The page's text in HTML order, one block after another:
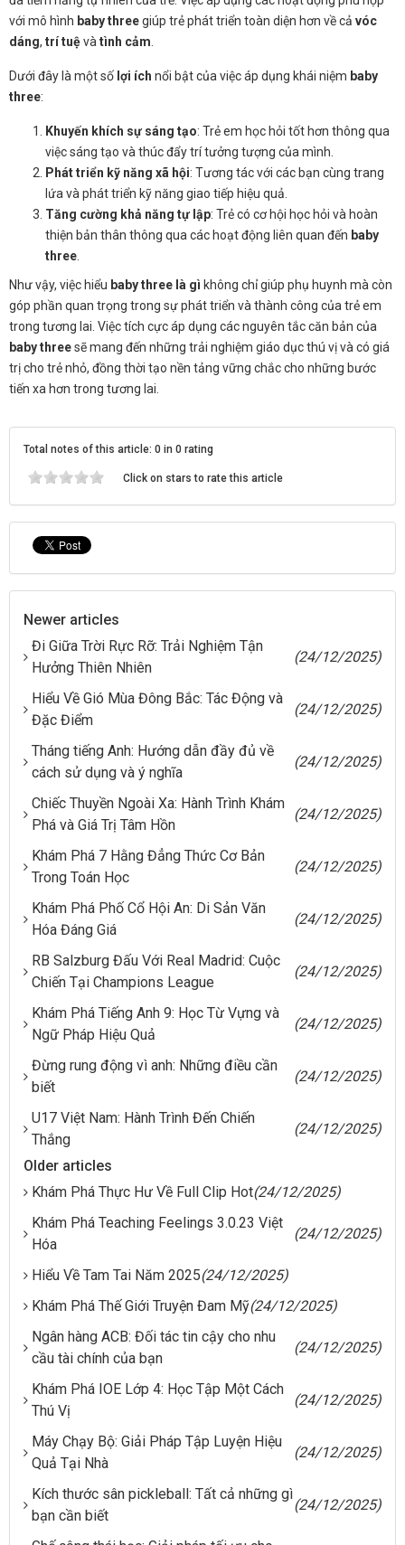
với mô hình baby threegiúp trẻ phát triển toàn diện hơn về cả vóc
dáng, trí tuệvà tình cảm
Dưới đây là một số lợi ích nổi bật của việc áp dụng khái niệm baby
three:
Khuyến khích sự sáng tạo: Trẻ em học hỏi tốt hơn thông qua
việc sáng tạo và thúc đẩy trí tưởng tượng của mình.
Phát triển kỹ năng xã hội: Tương tác với các bạn cùng trang
lứa và phát triển kỹ năng giao tiếp hiệu quả.
Tăng cường khả năng tự lập: Trẻ có cơ hội học hỏi và hoàn
thiện bản thân thông qua các hoạt động liên quan đến baby
three
Như vậy, việc hiểu baby three là gì không chỉ giúp phụ huynh mà còn
góp phần quan trọng trong sự phát triển và thành công của trẻ em
trong tương lai. Việc tích cực áp dụng các nguyên tắc căn bản của
baby threesẽ mang đến những trải nghiệm giáo dục thú vị và có giá
trị cho trẻ nhỏ, đồng thời tạo nền tảng vững chắc cho những bước
tiến xa hơn trong tương lai.
Total notes of this article: 0 in 0 rating
Click on stars to rate this article
Newer articles
Đi Giữa Trời Rực Rỡ: Trải Nghiệm Tận
Hưởng Thiên Nhiên
(24/12/2025)
Hiểu Về Gió Mùa Đông Bắc: Tác Động và
Đặc Điểm
(24/12/2025)
Tháng tiếng Anh: Hướng dẫn đầy đủ về
cách sử dụng và ý nghĩa
(24/12/2025)
Chiếc Thuyền Ngoài Xa: Hành Trình Khám
Phá và Giá Trị Tâm Hồn
(24/12/2025)
Khám Phá 7 Hằng Đẳng Thức Cơ Bản
Trong Toán Học
(24/12/2025)
Khám Phá Phố Cổ Hội An: Di Sản Văn
Hóa Đáng Giá
(24/12/2025)
RB Salzburg Đấu Với Real Madrid: Cuộc
Chiến Tại Champions League
(24/12/2025)
Khám Phá Tiếng Anh 9: Học Từ Vựng và
Ngữ Pháp Hiệu Quả
(24/12/2025)
Đừng rung động vì anh: Những điều cần
biết
(24/12/2025)
U17 Việt Nam: Hành Trình Đến Chiến
Thắng
(24/12/2025)
Older articles
Khám Phá Thực Hư Về Full Clip Hot(24/12/2025)
Khám Phá Teaching Feelings 3.0.23 Việt
Hóa
(24/12/2025)
Hiểu Về Tam Tai Năm 2025(24/12/2025)
Khám Phá Thế Giới Truyện Đam Mỹ(24/12/2025)
Ngân hàng ACB: Đối tác tin cậy cho nhu
cầu tài chính của bạn
(24/12/2025)
Khám Phá IOE Lớp 4: Học Tập Một Cách
Thú Vị
(24/12/2025)
Máy Chạy Bộ: Giải Pháp Tập Luyện Hiệu
Quả Tại Nhà
(24/12/2025)
Kích thước sân pickleball: Tất cả những gì
bạn cần biết
(24/12/2025)